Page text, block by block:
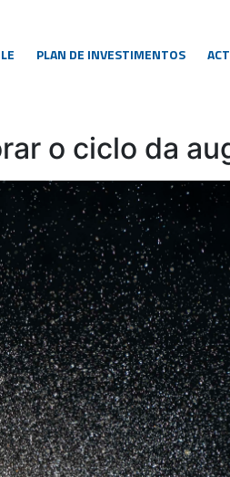
PLAN DE INVESTIMENTOS
o ciclo da